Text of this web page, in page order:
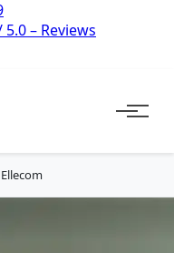
5.0 – Reviews